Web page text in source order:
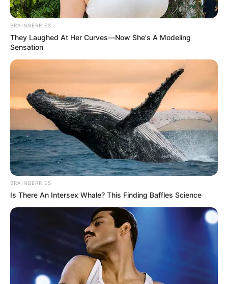
BRAINBERRIES
They Laughed At Her Curves—Now She's A Modeling
Sensation
BRAINBERRIES
Is There An Intersex Whale? This Finding Baffles Science